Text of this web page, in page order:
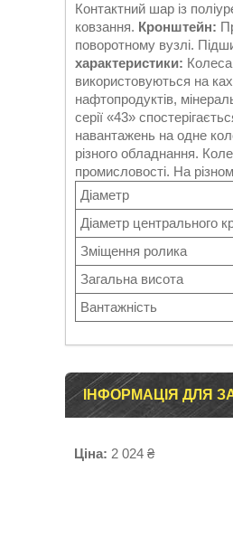
Контактний шар із
ковзання. Кронштейн:
поворотному вузлі.
характеристики:
використовуються на
нафтопродуктів,
серії «43»
навантажень на одне
різного обладнання.
промисловості. На
Діаметр
Діаметр центрального
Зміщення ролика
Загальна висота
Вантажність
ІНФОРМАЦІЯ ДЛЯ
Ціна: 2 024 ₴